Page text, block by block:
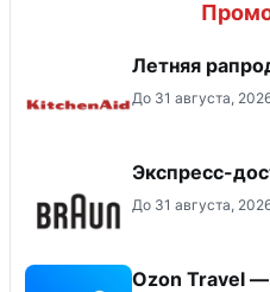
Летняя
До 31 августа,
Экспресс-
До 31 августа,
Ozon Travel